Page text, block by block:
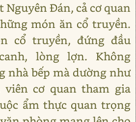
Nguyên Đán, cả cơ quan
món ăn cổ truyền.
cổ truyền, đứng đầu
lòng lợn. Không
nhà bếp mà dường như
cơ quan tham gia
ẩm thực quan trọng